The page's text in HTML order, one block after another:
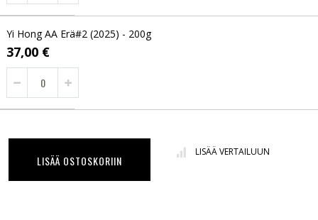
Yi Hong AA Erä#2 (2025) - 200g
37,00 €
LISÄÄ OSTOSKORIIN
LISÄÄ VERTAILUUN